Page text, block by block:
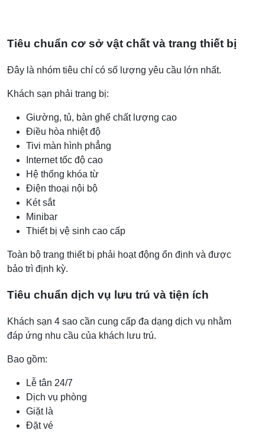
Tiêu chuẩn cơ sở vật chất và trang thiết bị
Đây là nhóm tiêu chí có số lượng yêu cầu lớn nhất.
Khách sạn phải trang bị:
Giường, tủ, bàn ghế chất lượng cao
Điều hòa nhiệt độ
Tivi màn hình phẳng
Internet tốc độ cao
Hệ thống khóa từ
Điện thoại nội bộ
Két sắt
Minibar
Thiết bị vệ sinh cao cấp
Toàn bộ trang thiết bị phải hoạt động ổn định và được
bảo trì định kỳ.
Tiêu chuẩn dịch vụ lưu trú và tiện ích
Khách sạn 4 sao cần cung cấp đa dạng dịch vụ nhằm
đáp ứng nhu cầu của khách lưu trú.
Bao gồm:
Lễ tân 24/7
Dịch vụ phòng
Giặt là
Đặt vé